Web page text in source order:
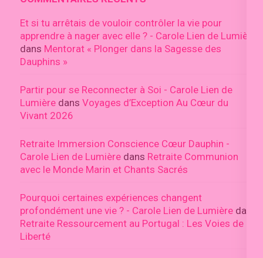
Et si tu arrêtais de vouloir contrôler la vie pour
apprendre à nager avec elle ? - Carole Lien de Lumière
dans Mentorat « Plonger dans la Sagesse des
Dauphins »
Partir pour se Reconnecter à Soi - Carole Lien de
Lumière dans Voyages d’Exception Au Cœur du
Vivant 2026
Retraite Immersion Conscience Cœur Dauphin -
Carole Lien de Lumière dans Retraite Communion
avec le Monde Marin et Chants Sacrés
Pourquoi certaines expériences changent
profondément une vie ? - Carole Lien de Lumière dans
Retraite Ressourcement au Portugal : Les Voies de la
Liberté